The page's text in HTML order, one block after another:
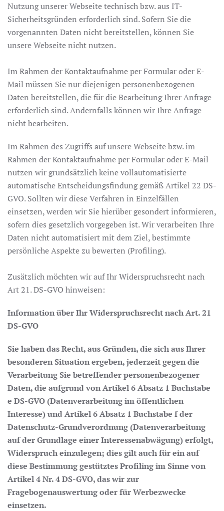
Nutzung unserer Webseite technisch bzw. aus IT-
Sicherheitsgründen erforderlich sind. Sofern Sie die
vorgenannten Daten nicht bereitstellen, können Sie
unsere Webseite nicht nutzen.
Im Rahmen der Kontaktaufnahme per Formular oder E-
Mail müssen Sie nur diejenigen personenbezogenen
Daten bereitstellen, die für die Bearbeitung Ihrer Anfrage
erforderlich sind. Andernfalls können wir Ihre Anfrage
nicht bearbeiten.
Im Rahmen des Zugriffs auf unsere Webseite bzw. im
Rahmen der Kontaktaufnahme per Formular oder E-Mail
nutzen wir grundsätzlich keine vollautomatisierte
automatische Entscheidungsfindung gemäß Artikel 22 DS-
GVO. Sollten wir diese Verfahren in Einzelfällen
einsetzen, werden wir Sie hierüber gesondert informieren,
sofern dies gesetzlich vorgegeben ist. Wir verarbeiten Ihre
Daten nicht automatisiert mit dem Ziel, bestimmte
persönliche Aspekte zu bewerten (Profiling).
Zusätzlich möchten wir auf Ihr Widerspruchsrecht nach
Art 21. DS-GVO hinweisen:
Information über Ihr Widerspruchsrecht nach Art. 21
DS-GVO
Sie haben das Recht, aus Gründen, die sich aus Ihrer
besonderen Situation ergeben, jederzeit gegen die
Verarbeitung Sie betreffender personenbezogener
Daten, die aufgrund von Artikel 6 Absatz 1 Buchstabe
e DS-GVO (Datenverarbeitung im öffentlichen
Interesse) und Artikel 6 Absatz 1 Buchstabe f der
Datenschutz-Grundverordnung (Datenverarbeitung
auf der Grundlage einer Interessenabwägung) erfolgt,
Widerspruch einzulegen; dies gilt auch für ein auf
diese Bestimmung gestütztes Profiling im Sinne von
Artikel 4 Nr. 4 DS-GVO, das wir zur
Fragebogenauswertung oder für Werbezwecke
einsetzen.